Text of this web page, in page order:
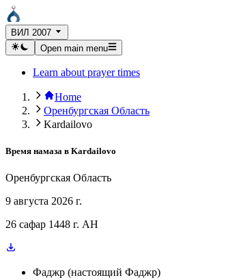
ВИЛ 2007
Open main menu
Learn about prayer times
Home
Оренбургская Область
Kardailovo
Время намаза в Kardailovo
Оренбургская Область
9 августа 2026 г.
26 сафар 1448 г. AH
Фаджр (настоящий Фаджр)